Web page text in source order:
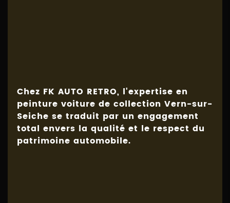
Chez FK AUTO RETRO, l'expertise en
peinture voiture de collection Vern-sur-
Seiche se traduit par un engagement
total envers la qualité et le respect du
patrimoine automobile.